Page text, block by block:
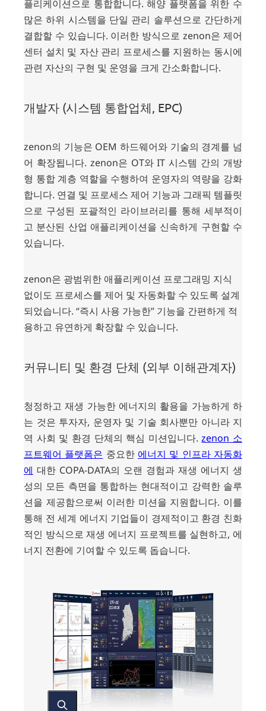
플리케이션으로 통합합니다. 해양 플랫폼을 위한 수
많은 하위 시스템을 단일 관리 솔루션으로 간단하게
결합할 수 있습니다. 이러한 방식으로 zenon은 제어
센터 설치 및 자산 관리 프로세스를 지원하는 동시에
관련 자산의 구현 및 운영을 크게 간소화합니다.
개발자 (시스템 통합업체, EPC)
zenon의 기능은 OEM 하드웨어와 기술의 경계를 넘
어 확장됩니다. zenon은 OT와 IT 시스템 간의 개방
형 통합 계층 역할을 수행하여 운영자의 역량을 강화
합니다. 연결 및 프로세스 제어 기능과 그래픽 템플릿
으로 구성된 포괄적인 라이브러리를 통해 세부적이
고 분산된 산업 애플리케이션을 신속하게 구현할 수
있습니다.
zenon은 광범위한 애플리케이션 프로그래밍 지식
없이도 프로세스를 제어 및 자동화할 수 있도록 설계
되었습니다. “즉시 사용 가능한” 기능을 간편하게 적
용하고 유연하게 확장할 수 있습니다.
커뮤니티 및 환경 단체 (외부 이해관계자)
청정하고 재생 가능한 에너지의 활용을 가능하게 하
는 것은 투자자, 운영자 및 기술 회사뿐만 아니라 지
역 사회 및 환경 단체의 핵심 미션입니다.zenon 소
프트웨어 플랫폼은 중요한 에너지 및 인프라 자동화
에 대한 COPA-DATA의 오랜 경험과 재생 에너지 생
성의 모든 측면을 통합하는 현대적이고 강력한 솔루
션을 제공함으로써 이러한 미션을 지원합니다. 이를
통해 전 세계 에너지 기업들이 경제적이고 환경 친화
적인 방식으로 재생 에너지 프로젝트를 실현하고, 에
너지 전환에 기여할 수 있도록 돕습니다.